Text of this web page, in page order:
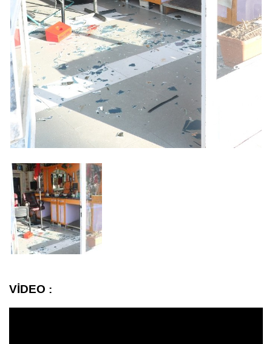
VİDEO :